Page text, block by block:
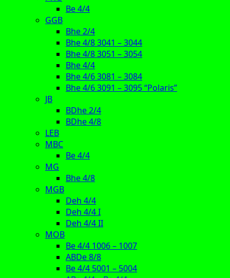
Be 4/4
GGB
Bhe 2/4
Bhe 4/8 3041 – 3044
Bhe 4/8 3051 – 3054
Bhe 4/4
Bhe 4/6 3081 – 3084
Bhe 4/6 3091 – 3095 “Polaris”
JB
BDhe 2/4
BDhe 4/8
LEB
MBC
Be 4/4
MG
Bhe 4/8
MGB
Deh 4/4
Deh 4/4 I
Deh 4/4 II
MOB
Be 4/4 1006 – 1007
ABDe 8/8
Be 4/4 5001 – 5004